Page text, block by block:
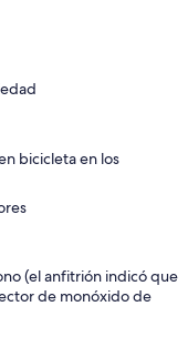
bicicleta en los
(el anfitrión indicó que
de monóxido de